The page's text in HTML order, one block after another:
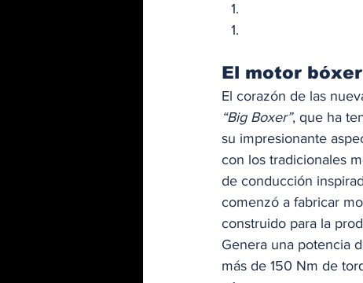
El motor
El corazón de las
“Big Boxer”, que ha
su impresionante
con los tradicionales
de conducción
comenzó a fabricar
construido para la
Genera una potencia
más de 150 Nm de